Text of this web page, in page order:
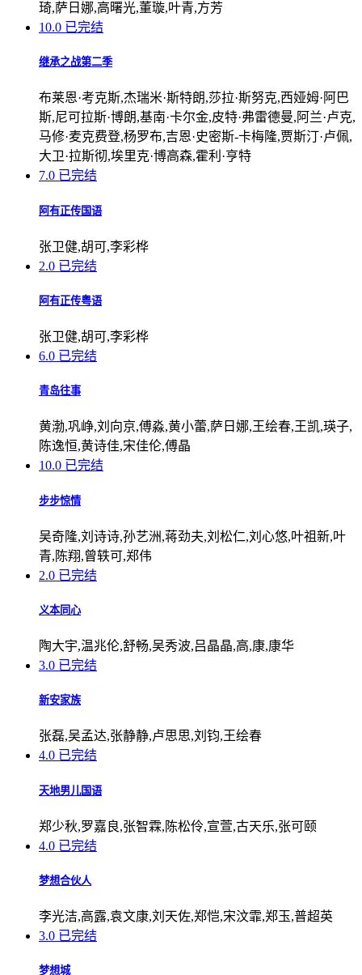
琦,萨日娜,高曙光,董璇,叶青,方芳
10.0 已完结
继承之战第二季
布莱恩·考克斯,杰瑞米·斯特朗,莎拉·斯努克,西娅姆·阿巴
斯,尼可拉斯·博朗,基南·卡尔金,皮特·弗雷德曼,阿兰·卢克,
马修·麦克费登,杨罗布,吉恩·史密斯-卡梅隆,贾斯汀·卢佩,
大卫·拉斯彻,埃里克·博高森,霍利·亨特
7.0 已完结
阿有正传国语
张卫健,胡可,李彩桦
2.0 已完结
阿有正传粤语
张卫健,胡可,李彩桦
6.0 已完结
青岛往事
黄渤,巩峥,刘向京,傅淼,黄小蕾,萨日娜,王绘春,王凯,瑛子,
陈逸恒,黄诗佳,宋佳伦,傅晶
10.0 已完结
步步惊情
吴奇隆,刘诗诗,孙艺洲,蒋劲夫,刘松仁,刘心悠,叶祖新,叶
青,陈翔,曾轶可,郑伟
2.0 已完结
义本同心
陶大宇,温兆伦,舒畅,吴秀波,吕晶晶,高,康,康华
3.0 已完结
新安家族
张磊,吴孟达,张静静,卢思思,刘钧,王绘春
4.0 已完结
天地男儿国语
郑少秋,罗嘉良,张智霖,陈松伶,宣萱,古天乐,张可颐
4.0 已完结
梦想合伙人
李光洁,高露,袁文康,刘天佐,郑恺,宋汶霏,郑玉,普超英
3.0 已完结
梦想城